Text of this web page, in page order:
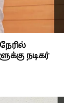
நடிகர்